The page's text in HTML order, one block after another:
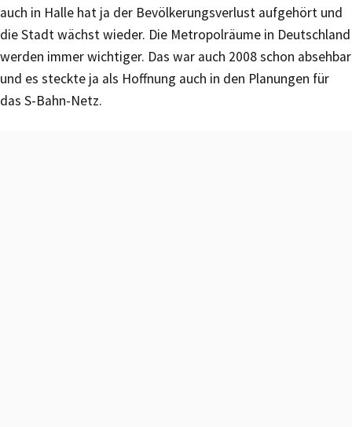
auch in Halle hat ja der Bevölkerungsverlust aufgehört und
die Stadt wächst wieder. Die Metropolräume in Deutschland
werden immer wichtiger. Das war auch 2008 schon absehbar
und es steckte ja als Hoffnung auch in den Planungen für
das S-Bahn-Netz.